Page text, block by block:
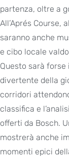
partenza, oltre a
All’Aprés Course,
saranno anche
e cibo locale
Questo sarà
divertente della
corridori
classifica e
offerti da Bosch.
mostrerà anche
momenti epici